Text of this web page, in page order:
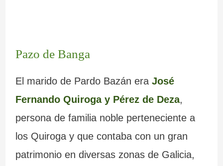
Pazo de Banga
El marido de Pardo Bazán era José
Fernando Quiroga y Pérez de Deza,
persona de familia noble perteneciente a
los Quiroga y que contaba con un gran
patrimonio en diversas zonas de Galicia,